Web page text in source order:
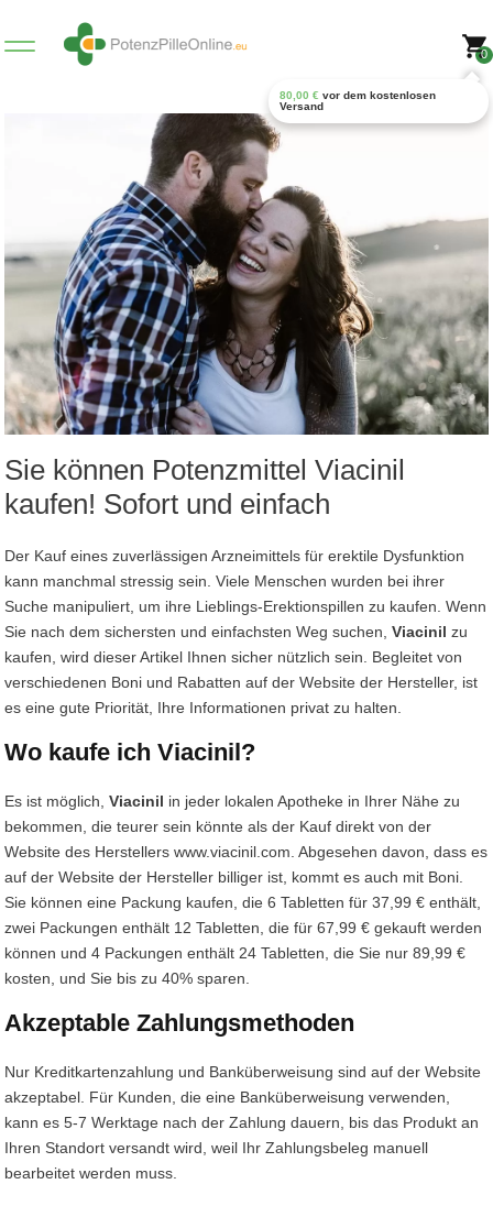
0
80,00 € vor dem kostenlosen
Versand
Sie können Potenzmittel Viacinil
kaufen! Sofort und einfach
Der Kauf eines zuverlässigen Arzneimittels für erektile Dysfunktion
kann manchmal stressig sein. Viele Menschen wurden bei ihrer
Suche manipuliert, um ihre Lieblings-Erektionspillen zu kaufen. Wenn
Sie nach dem sichersten und einfachsten Weg suchen,Viacinil zu
kaufen, wird dieser Artikel Ihnen sicher nützlich sein. Begleitet von
verschiedenen Boni und Rabatten auf der Website der Hersteller, ist
es eine gute Priorität, Ihre Informationen privat zu halten.
Wo kaufe ich Viacinil?
Es ist möglich,Viacinil in jeder lokalen Apotheke in Ihrer Nähe zu
bekommen, die teurer sein könnte als der Kauf direkt von der
Website des Herstellers www.viacinil.com. Abgesehen davon, dass es
auf der Website der Hersteller billiger ist, kommt es auch mit Boni.
Sie können eine Packung kaufen, die 6 Tabletten für 37,99 € enthält,
zwei Packungen enthält 12 Tabletten, die für 67,99 € gekauft werden
können und 4 Packungen enthält 24 Tabletten, die Sie nur 89,99 €
kosten, und Sie bis zu 40% sparen.
Akzeptable Zahlungsmethoden
Nur Kreditkartenzahlung und Banküberweisung sind auf der Website
akzeptabel. Für Kunden, die eine Banküberweisung verwenden,
kann es 5-7 Werktage nach der Zahlung dauern, bis das Produkt an
Ihren Standort versandt wird, weil Ihr Zahlungsbeleg manuell
bearbeitet werden muss.